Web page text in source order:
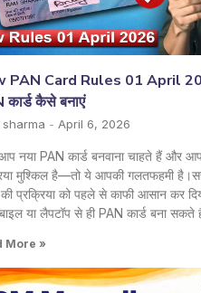
PAN Card Rules 01 April
कार्ड कैसे बनाएं
sharma April 6, 2026
नया PAN कार्ड बनवाना चाहते हैं और
मुश्किल है—तो ये आपकी गलतफहमी
की प्रक्रिया को पहले से काफी आसान कर
या लैपटॉप से ही PAN कार्ड बना
More »